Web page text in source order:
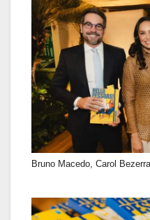
Bruno Macedo, Carol